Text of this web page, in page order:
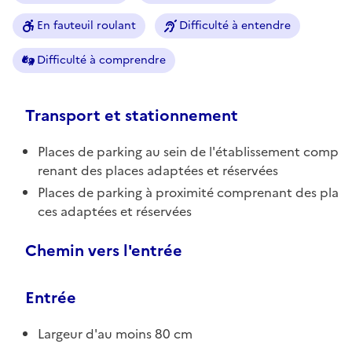
En fauteuil roulant Difficulté à entendre
Difficulté à comprendre
Transport et stationnement
Places de parking au sein de l'établissement comp
renant des places adaptées et réservées
Places de parking à proximité comprenant des pla
ces adaptées et réservées
Chemin vers l'entrée
Entrée
Largeur d'au moins 80 cm